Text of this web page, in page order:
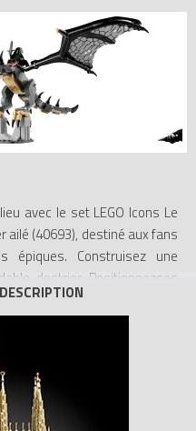
avec le set LEGO Icons Le
ailé (40693), destiné aux fans
Construisez une
destrier. Positionnezses
vos moments préférés du
sur le dos du Coursier ailé
décor de la ville en ruine
captivante. Découvrez une
créative LEGO pour